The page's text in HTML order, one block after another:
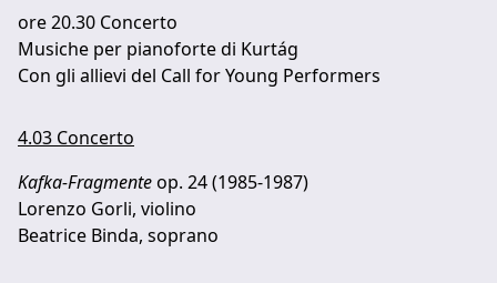
ore 20.30 Concerto
Musiche per pianoforte di Kurtág
Con gli allievi del Call for Young Performers
4.03 Concerto
Kafka-Fragmenteop. 24 (1985-1987)
Lorenzo Gorli, violino
Beatrice Binda, soprano